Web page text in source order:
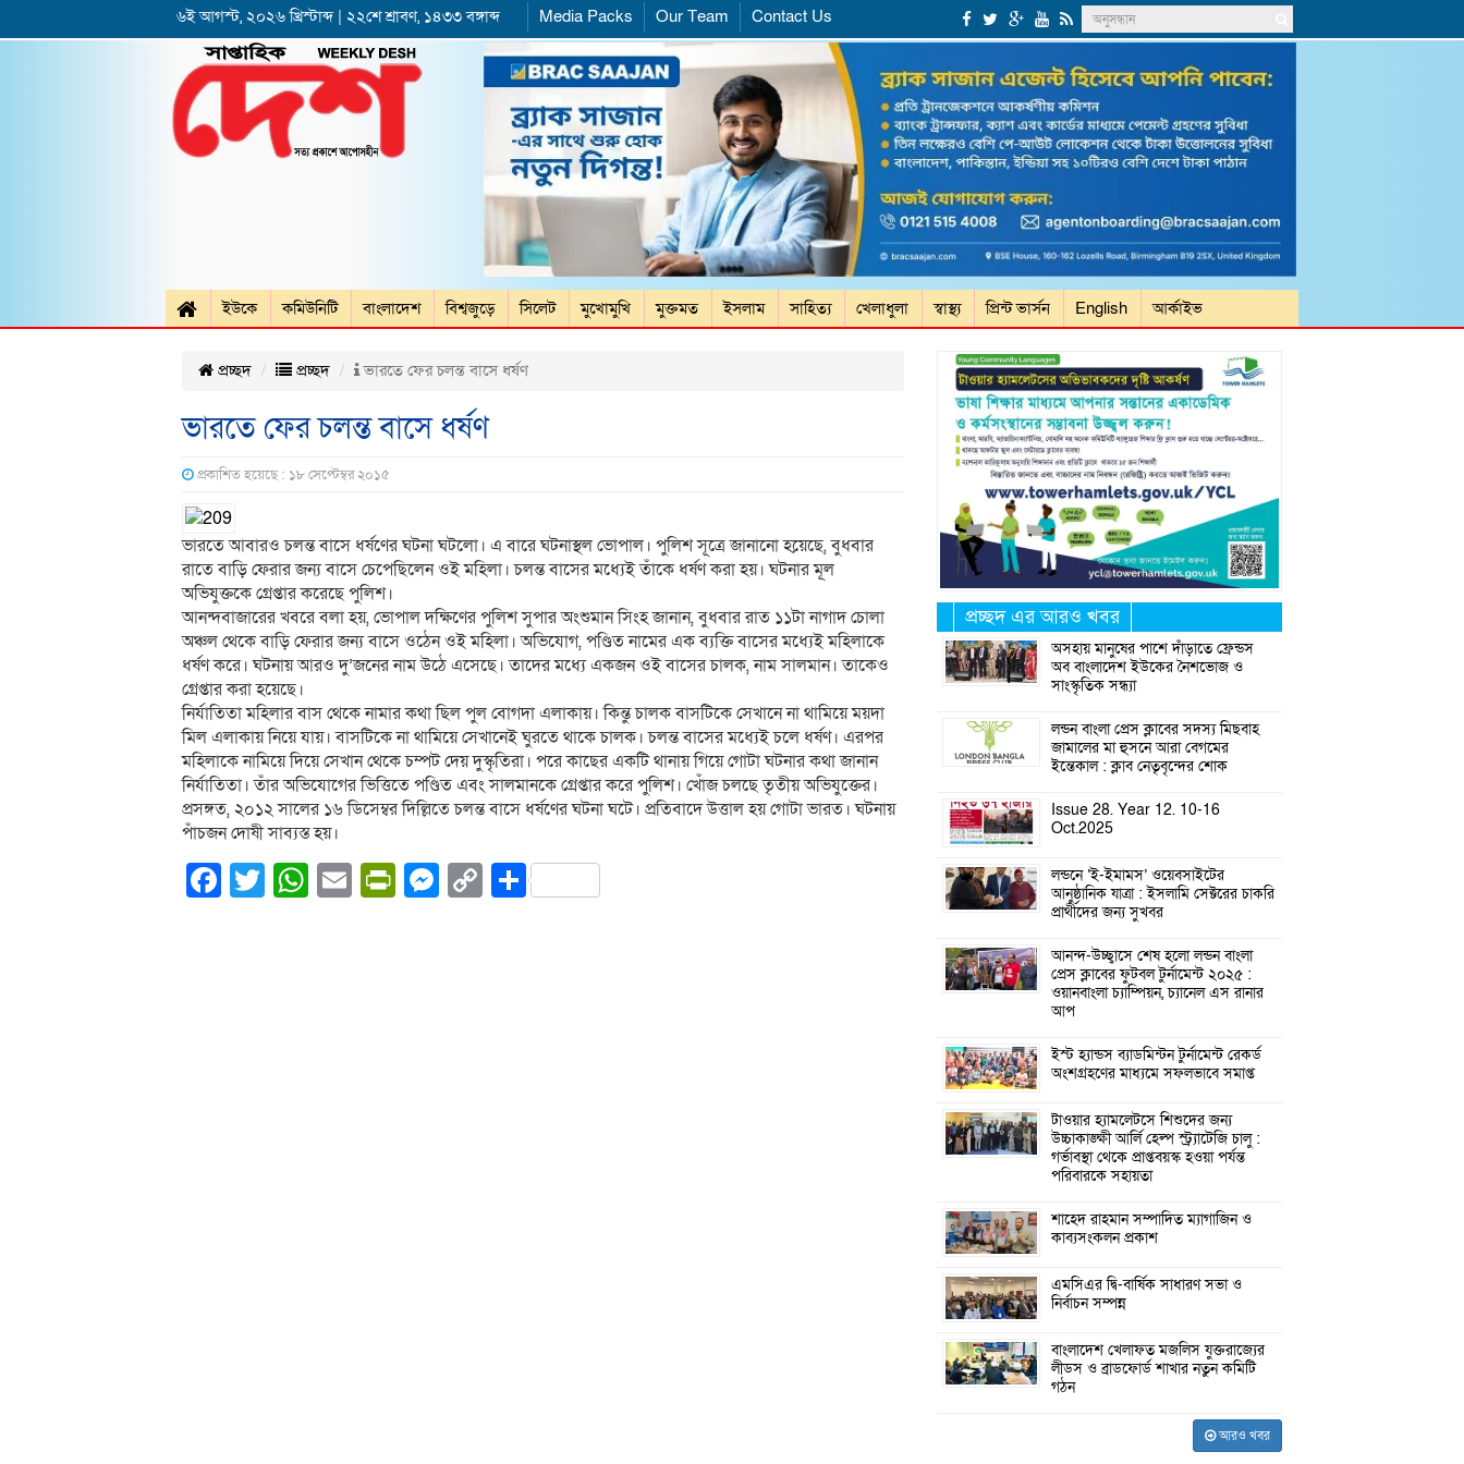
৬ই আগস্ট, ২০২৬ খ্রিস্টাব্দ | ২২শে শ্রাবণ, ১৪৩৩ বঙ্গাব্দ Media Packs Our Team Contact Us
ইউকে কমিউনিটি বাংলাদেশ বিশ্বজুড়ে সিলেট মুখোমুখি মুক্তমত ইসলাম সাহিত্য খেলাধুলা স্বাস্থ্য প্রিন্ট ভার্সন English আর্কাইভ
প্রচ্ছদ প্রচ্ছদ ভারতে ফের চলন্ত বাসে ধর্ষণ
ভারতে ফের চলন্ত বাসে ধর্ষণ
প্রকাশিত হয়েছে : ১৮ সেপ্টেম্বর ২০১৫
ভারতে আবারও চলন্ত বাসে ধর্ষণের ঘটনা ঘটলো। এ বারে ঘটনাস্থল ভোপাল। পুলিশ সূত্রে জানানো হয়ে়ছে, বুধবার
রাতে বাড়ি ফেরার জন্য বাসে চেপেছিলেন ওই মহিলা। চলন্ত বাসের মধ্যেই তাঁকে ধর্ষণ করা হয়। ঘটনার মূল
অভিযুক্তকে গ্রেপ্তার করেছে পুলিশ।
আনন্দবাজারের খবরে বলা হয়, ভোপাল দক্ষিণের পুলিশ সুপার অংশুমান সিংহ জানান, বুধবার রাত ১১টা নাগাদ চোলা
অঞ্চল থেকে বাড়ি ফেরার জন্য বাসে ওঠেন ওই মহিলা। অভিযোগ, পণ্ডিত নামের এক ব্যক্তি বাসের মধ্যেই মহিলাকে
ধর্ষণ করে। ঘটনায় আরও দু’জনের নাম ‌উঠে এসেছে। তাদের মধ্যে একজন ওই বাসের চালক, নাম সালমান। তাকেও
গ্রেপ্তার করা হয়েছে।
নির্যাতিতা মহিলার বাস থেকে নামার কথা ছিল পুল বোগদা এলাকায়। কিন্তু চালক বাসটিকে সেখানে না থামিয়ে ময়দা
মিল এলাকায় নিয়ে যায়। বাসটিকে না থামিয়ে সেখানেই ঘুরতে থাকে চালক। চলন্ত বাসের মধ্যেই চলে ধর্ষণ। এরপর
মহিলাকে নামিয়ে দিয়ে সেখান থেকে চম্পট দেয় দুস্কৃতিরা। পরে কাছের একটি থানায় গিয়ে গোটা ঘটনার কথা জানান
নির্যাতিতা। তাঁর অভিযোগের ভিত্তিতে পণ্ডিত এবং সালমানকে গ্রেপ্তার করে পুলিশ। খোঁজ চলছে তৃতীয় অভিযুক্তের।
প্রসঙ্গত, ২০১২ সালের ১৬ ডিসেম্বর দিল্লিতে চলন্ত বাসে ধর্ষণের ঘটনা ঘটে। প্রতিবাদে উত্তাল হয় গোটা ভারত। ঘটনায়
পাঁচজন দোষী সাব্যস্ত হয়।
Facebook
Twitter
WhatsApp
EmailPrintFriendly
Messenger
CopyShare
প্রচ্ছদ এর আরও খবর
অসহায় মানুষের পাশে দাঁড়াতে ফ্রেন্ডস
অব বাংলাদেশ ইউকের নৈশভোজ ও
সাংস্কৃতিক সন্ধ্যা
লন্ডন বাংলা প্রেস ক্লাবের সদস্য মিছবাহ
জামালের মা হুসনে আরা বেগমের
ইন্তেকাল : ক্লাব নেতৃবৃন্দের শোক
Issue 28. Year 12. 10-16
Oct.2025
লন্ডনে ‘ই-ইমামস’ ওয়েবসাইটের
আনুষ্ঠানিক যাত্রা : ইসলামি সেক্টরের চাকরি
প্রার্থীদের জন্য সুখবর
আনন্দ-উচ্ছ্বাসে শেষ হলো লন্ডন বাংলা
প্রেস ক্লাবের ফুটবল টুর্নামেন্ট ২০২৫ :
ওয়ানবাংলা চ্যাম্পিয়ন, চ্যানেল এস রানার
আপ
ইস্ট হ্যান্ডস ব্যাডমিন্টন টুর্নামেন্ট রেকর্ড
অংশগ্রহণের মাধ্যমে সফলভাবে সমাপ্ত
টাওয়ার হ্যামলেটসে শিশুদের জন্য
উচ্চাকাঙ্ক্ষী আর্লি হেল্প স্ট্র্যাটেজি চালু :
গর্ভাবস্থা থেকে প্রাপ্তবয়স্ক হওয়া পর্যন্ত
পরিবারকে সহায়তা
শাহেদ রাহমান সম্পাদিত ম্যাগাজিন ও
কাব্যসংকলন প্রকাশ
এমসিএর দ্বি-বার্ষিক সাধারণ সভা ও
নির্বাচন সম্পন্ন
বাংলাদেশ খেলাফত মজলিস যুক্তরাজ্যের
লীডস ও ব্রাডফোর্ড শাখার নতুন কমিটি
গঠন
আরও খবর